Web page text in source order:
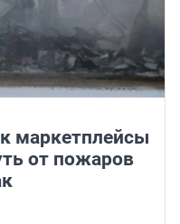
маркетплейсы
от пожаров